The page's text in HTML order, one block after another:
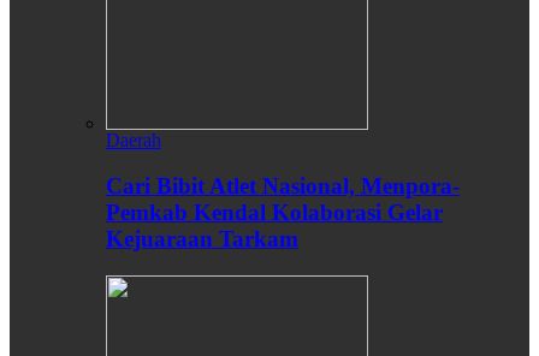
Daerah
Cari Bibit Atlet Nasional, Menpora-
Pemkab Kendal Kolaborasi Gelar
Kejuaraan Tarkam